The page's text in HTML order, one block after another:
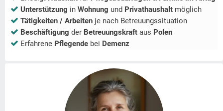
Unterstützung in Wohnung und Privathaushalt möglich
Tätigkeiten / Arbeiten je nach Betreuungssituation
Beschäftigung der Betreuungskraft aus Polen
Erfahrene Pflegende bei Demenz